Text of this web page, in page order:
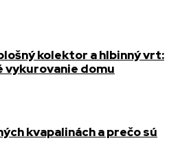
kolektor a hlbinný vrt:
vykurovanie domu
kvapalinách a prečo sú